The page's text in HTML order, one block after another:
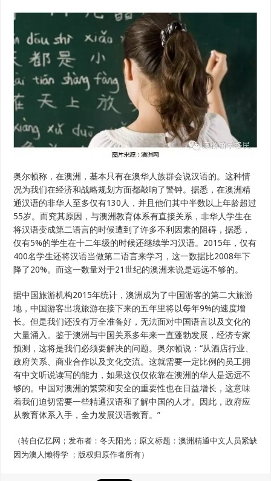
奥尔顿称，在澳洲，基本只有在澳华人族群会说汉语的。这种情
况为我们在经济和战略规划方面都敲响了警钟。据悉，在澳洲精
通汉语的非华人至多仅有130人，并且他们其中半数以上年龄超过
55岁。而究其原因，与澳洲教育体系有直接关系，非华人学生在
将汉语变成第二语言的时候遭到了许多不利因素的阻碍，据悉，
仅有5%的学生在十二年级的时候还继续学习汉语。2015年，仅有
400名学生还将汉语当做第二语言来学习，这一数据比2008年下
降了20%。而这一数量对于21世纪的澳洲来说是远远不够的。
据中国旅游机构2015年统计，澳洲成为了中国游客的第二大旅游
地，中国游客出境旅游在接下来的五年里将以每年9%的速度增
长。但是我们还没有万全准备好，无法面对中国语言以及文化的
大量涌入。鉴于澳洲与中国关系多年来一直蓬勃发展，经济专家
预测，这将是我们必须要解决的问题。奥尔顿说：“从酒店行业、
政府关系、商业合作以及文化交流。这就需要一定比例的员工拥
有中文听说读写的能力，如果这仅仅依靠在澳洲的华人是远远不
够的。中国对澳洲的繁荣和安全的重要性也在日益增长，这意味
着我们迫切需要一些精通汉语和了解中国的人才。因此，政府应
从教育体系入手，全力发展汉语教育。”
（转自亿忆网；发布者：冬天阳光；原文标题：澳洲精通中文人员紧缺
因为澳人懒得学 ；版权归原作者所有）